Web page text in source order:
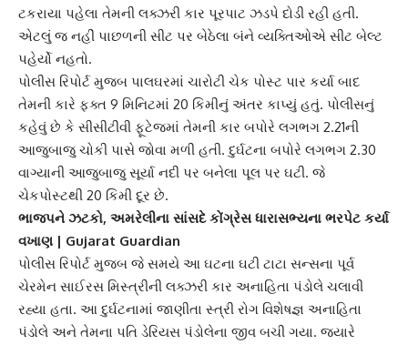
ટકરાયા પહેલા તેમની લક્ઝરી કાર પૂરપાટ ઝડપે દોડી રહી હતી.
એટલું જ નહીં પાછળની સીટ પર બેઠેલા બંને વ્યક્તિઓએ સીટ બેલ્ટ
પહેર્યો નહતો.
પોલીસ રિપોર્ટ મુજબ પાલઘરમાં ચારોટી ચેક પોસ્ટ પાર કર્યા બાદ
તેમની કારે ફક્ત 9 મિનિટમાં 20 કિમીનું અંતર કાપ્યું હતું. પોલીસનું
કહેવું છે કે સીસીટીવી ફૂટેજમાં તેમની કાર બપોરે લગભગ 2.21ની
આજુબાજુ ચોકી પાસે જોવા મળી હતી. દુર્ઘટના બપોરે લગભગ 2.30
વાગ્યાની આજુબાજુ સૂર્યા નદી પર બનેલા પૂલ પર ઘટી. જે
ચેકપોસ્ટથી 20 કિમી દૂર છે.
ભાજપને ઝટકો, અમરેલીના સાંસદે કોંગ્રેસ ધારાસભ્યના ભરપેટ કર્યા
વખાણ | Gujarat Guardian
પોલીસ રિપોર્ટ મુજબ જે સમયે આ ઘટના ઘટી ટાટા સન્સના પૂર્વ
ચેરમેન સાઈરસ મિસ્ત્રીની લક્ઝરી કાર અનાહિતા પંડોલે ચલાવી
રહ્યા હતા. આ દુર્ઘટનામાં જાણીતા સ્ત્રી રોગ વિશેષજ્ઞ અનાહિતા
પંડોલે અને તેમના પતિ ડેરિયસ પંડોલેના જીવ બચી ગયા. જ્યારે